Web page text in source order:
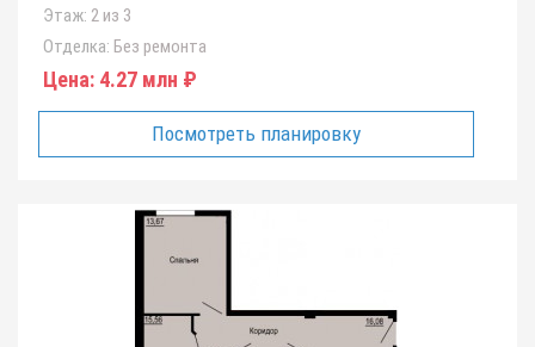
Этаж: 2 из 3
Отделка: Без ремонта
Цена: 4.27 млн ₽
Посмотреть планировку